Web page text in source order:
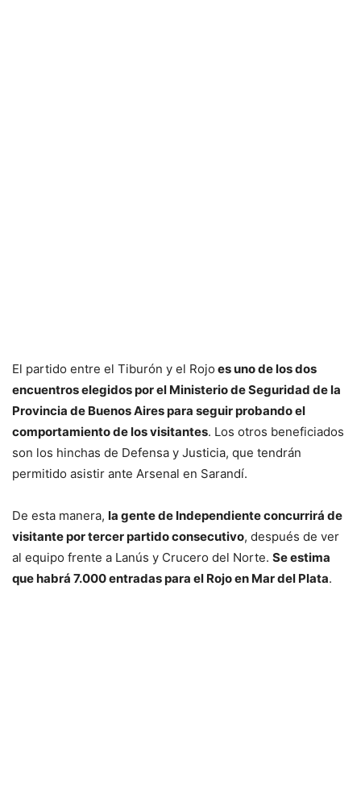
El partido entre el Tiburón y el Rojo es uno de los dos
encuentros elegidos por el Ministerio de Seguridad de la
Provincia de Buenos Aires para seguir probando el
comportamiento de los visitantes. Los otros beneficiados
son los hinchas de Defensa y Justicia, que tendrán
permitido asistir ante Arsenal en Sarandí.
De esta manera, la gente de Independiente concurrirá de
visitante por tercer partido consecutivo, después de ver
al equipo frente a Lanús y Crucero del Norte. Se estima
que habrá 7.000 entradas para el Rojo en Mar del Plata.